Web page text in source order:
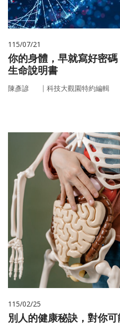
115/07/21
你的身體，早就寫好密
生命說明書
陳彥諺 ｜ 科技大觀園特約編輯
115/02/25
別人的健康秘訣，對你